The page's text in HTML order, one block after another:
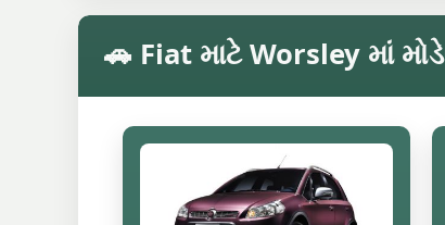
🚗 Fiat માટે Worsley માં